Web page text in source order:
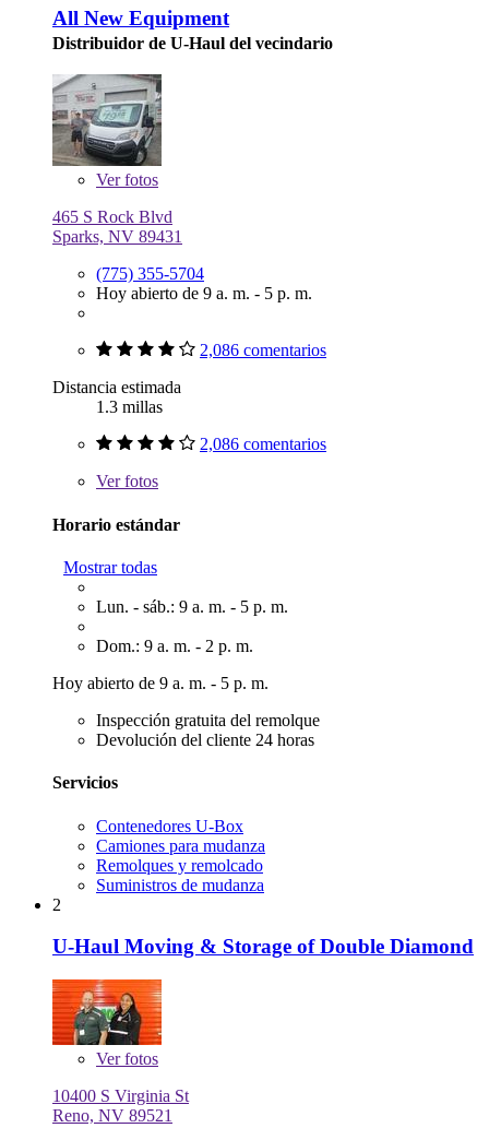
All New Equipment
Distribuidor de U-Haul del vecindario
Verfotos
465 S Rock Blvd
Sparks, NV 89431
(775) 355-5704
Hoy abierto de 9 a. m. - 5 p. m.
2,086 comentarios
Distancia estimada
1.3 millas
2,086 comentarios
Verfotos
Horario estándar
Mostrar todas
Lun. - sáb.: 9 a. m. - 5 p. m.
Dom.: 9 a. m. - 2 p. m.
Hoy abierto de 9 a. m. - 5 p. m.
Inspección gratuita del remolque
Devolución del cliente 24 horas
Servicios
Contenedores U-Box
Camiones para mudanza
Remolques y remolcado
Suministros de mudanza
2
U-Haul Moving & Storage of Double Diamond
Verfotos
10400 S Virginia St
Reno, NV 89521